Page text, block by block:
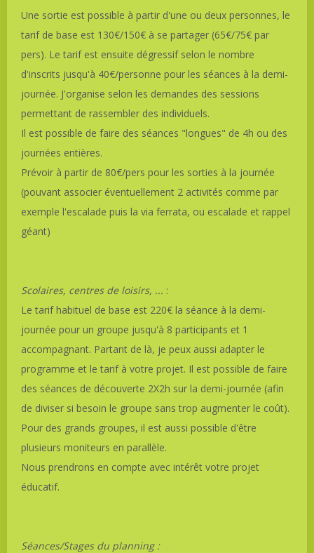
Une sortie est possible à partir d'une ou deux personnes, le
tarif de base est 130€/150€ à se partager (65€/75€ par
pers). Le tarif est ensuite dégressif selon le nombre
d'inscrits jusqu'à 40€/personne pour les séances à la demi-
journée. J'organise selon les demandes des sessions
permettant de rassembler des individuels.
Il est possible de faire des séances "longues" de 4h ou des
journées entières.
Prévoir à partir de 80€/pers pour les sorties à la journée
(pouvant associer éventuellement 2 activités comme par
exemple l'escalade puis la via ferrata, ou escalade et rappel
géant)
Scolaires, centres de loisirs, ... :
Le tarif habituel de base est 220€ la séance à la demi-
journée pour un groupe jusqu'à 8 participants et 1
accompagnant. Partant de là, je peux aussi adapter le
programme et le tarif à votre projet. Il est possible de faire
des séances de découverte 2X2h sur la demi-journée (afin
de diviser si besoin le groupe sans trop augmenter le coût).
Pour des grands groupes, il est aussi possible d'être
plusieurs moniteurs en parallèle.
Nous prendrons en compte avec intérêt votre projet
éducatif.
Séances/Stages du planning :